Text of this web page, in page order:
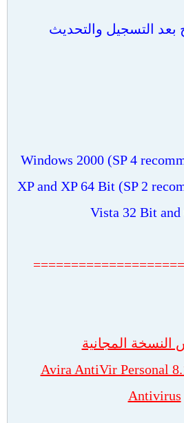
بعد التسجيل والتحديث
Windows 2000 (SP 4
XP and XP 64 Bit (SP 2
Vista 32 Bit
النسخة المجانية
Avira AntiVir Personal
Antivirus